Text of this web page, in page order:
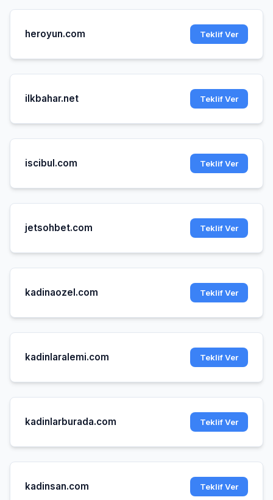
heroyun.com Teklif Ver
ilkbahar.net Teklif Ver
iscibul.com Teklif Ver
jetsohbet.com Teklif Ver
kadinaozel.com Teklif Ver
kadinlaralemi.com Teklif Ver
kadinlarburada.com Teklif Ver
kadinsan.com Teklif Ver